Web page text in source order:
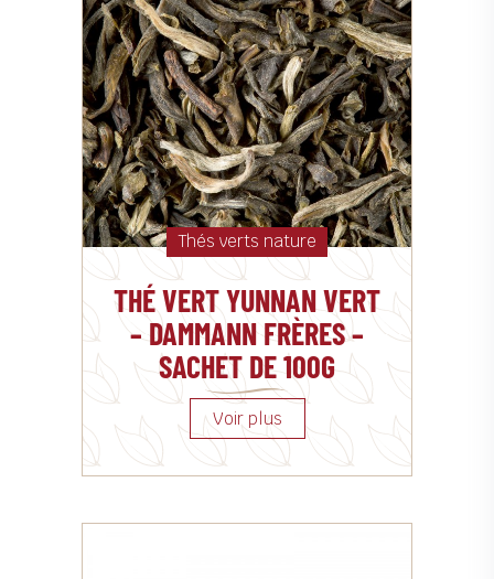
Thés verts nature
THÉ VERT YUNNAN VERT
– DAMMANN FRÈRES –
SACHET DE 100G